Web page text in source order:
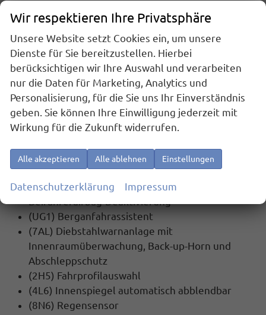
(9WJ) App-Connect Wireless für Apple CarPlay
und Android Auto
(QV3) Digitaler Radioempfang DAB+
(U9E) 2 USB-C-Schnittstellen vorn, 2 USB-C-
Ladebuchsen an der Mittelkonsole hinten,
Ladeleistung bis zu 45 W
(9ZP) Telefonschnittstelle ""Comfort"" mit
induktiver Ladefunktionfür 2 Smartphones,
SICHERHEIT:
(4UF) Airbag für Fahrer und Beifahrer, mit
Beifahrerairbag-Deaktivierung
(UG1) Berganfahrassistent
(7AL) Diebstahlwarnanlage mit
Innenraumüberwachung, Back-up-Horn und
Abschleppschutz
(2H5) Fahrprofilauswahl
(4L6) Innenspiegel automatisch abblendbar
(8N6) Regensensor
Wir respektieren Ihre Privatsphäre
Unsere Website setzt Cookies ein, um unsere
Dienste für Sie bereitzustellen. Hierbei
berücksichtigen wir Ihre Auswahl und verarbeiten
nur die Daten für Marketing, Analytics und
Personalisierung, für die Sie uns Ihr Einverständnis
geben. Sie können Ihre Einwilligung jederzeit mit
Wirkung für die Zukunft widerrufen.
Alle akzeptieren Alle ablehnen Einstellungen
Datenschutzerklärung Impressum